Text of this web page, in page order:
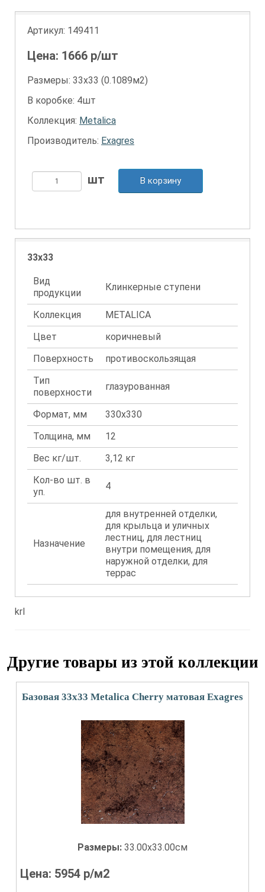
Артикул: 149411
Цена: 1666 р/шт
Размеры: 33х33 (0.1089м2)
В коробке: 4шт
Коллекция: Metalica
Производитель: Exagres
В корзину
33x33
Вид
продукции
Клинкерные ступени
Коллекция
METALICA
Цвет
коричневый
Поверхность
противоскользящая
Тип
поверхности
глазурованная
Формат, мм
330x330
Толщина, мм
12
Вес кг/шт.
3,12 кг
Кол-во шт. в
уп.
4
Назначение
для внутренней отделки,
для крыльца и уличных
лестниц, для лестниц
внутри помещения, для
наружной отделки, для
террас
krl
Другие товары из этой коллекции
Базовая 33x33 Metalica Cherry матовая Exagres
Размеры: 33.00x33.00см
Цена: 5954 р/м2